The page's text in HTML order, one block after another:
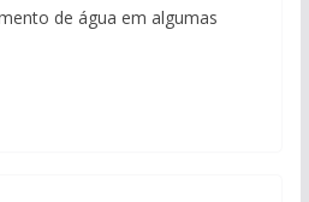
de água em algumas